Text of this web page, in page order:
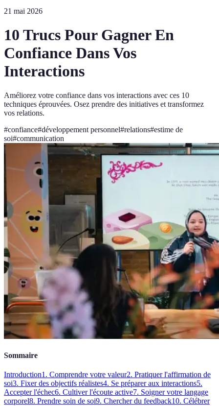
21 mai 2026
10 Trucs Pour Gagner En
Confiance Dans Vos
Interactions
Améliorez votre confiance dans vos interactions avec ces 10
techniques éprouvées. Osez prendre des initiatives et transformez
vos relations.
#confiance#développement personnel#relations#estime de
soi#communication
Sommaire
Introduction1. Comprendre votre valeur2. Pratiquer l'affirmation de
soi3. Fixer des objectifs réalistes4. Se préparer aux interactions5.
Accepter l'échec6. Cultiver l'écoute active7. Soigner votre langage
corporel8. Prendre soin de soi9. Chercher du feedback10. Célébrer